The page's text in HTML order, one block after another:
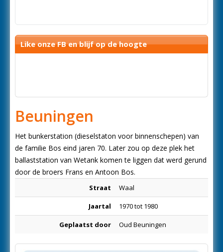
Like onze FB en blijf op de hoogte
Beuningen
Het bunkerstation (dieselstaton voor binnenschepen) van
de familie Bos eind jaren 70. Later zou op deze plek het
ballaststation van Wetank komen te liggen dat werd gerund
door de broers Frans en Antoon Bos.
Straat Waal
Jaartal 1970 tot 1980
Geplaatst door Oud Beuningen